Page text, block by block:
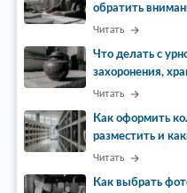
обратить
Читать
Что делать с
захоронения,
Читать
Как оформить
разместить и
Читать
Как выбрать